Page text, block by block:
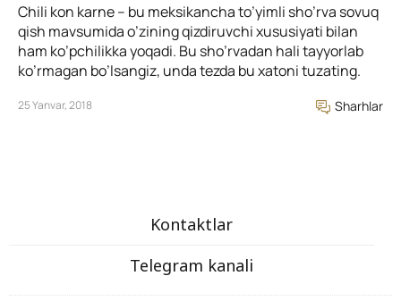
Chili kon karne – bu meksikancha to’yimli sho’rva sovuq
qish mavsumida o’zining qizdiruvchi xususiyati bilan
ham ko’pchilikka yoqadi. Bu sho’rvadan hali tayyorlab
ko’rmagan bo’lsangiz, unda tezda bu xatoni tuzating.
25 Yanvar, 2018 Sharhlar
Kontaktlar
Telegram kanali